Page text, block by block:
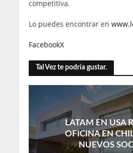
competitiva.
Lo puedes encontrar en
FacebookX
Tal Vez te podría gustar.
LATAM EN USA
OFICINA EN
NUEVOS